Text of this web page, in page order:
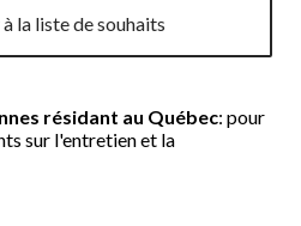
la liste de souhaits
résidant au Québec: pour
sur l'entretien et la